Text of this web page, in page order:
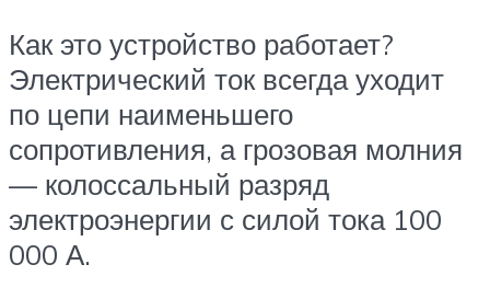
Как это устройство работает?
Электрический ток всегда уходит
по цепи наименьшего
сопротивления, а грозовая молния
— колоссальный разряд
электроэнергии с силой тока 100
000 А.